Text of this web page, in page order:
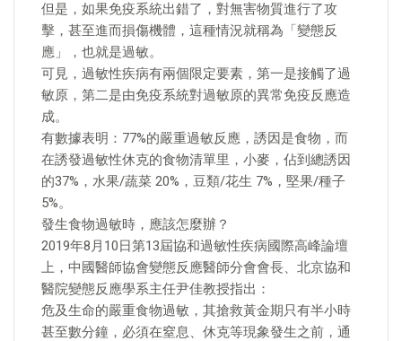
但是，如果免疫系統出錯了，對無害物質進行了攻
擊，甚至進而損傷機體，這種情況就稱為「變態反
應」，也就是過敏。
可見，過敏性疾病有兩個限定要素，第一是接觸了過
敏原，第二是由免疫系統對過敏原的異常免疫反應造
成。
有數據表明：77%的嚴重過敏反應，誘因是食物，而
在誘發過敏性休克的食物清單里，小麥，佔到總誘因
的37%，水果/蔬菜 20%，豆類/花生 7%，堅果/種子
5%。
發生食物過敏時，應該怎麼辦？
2019年8月10日第13屆協和過敏性疾病國際高峰論壇
上，中國醫師協會變態反應醫師分會會長、北京協和
醫院變態反應學系主任尹佳教授指出：
危及生命的嚴重食物過敏，其搶救黃金期只有半小時
甚至數分鐘，必須在窒息、休克等現象發生之前，通